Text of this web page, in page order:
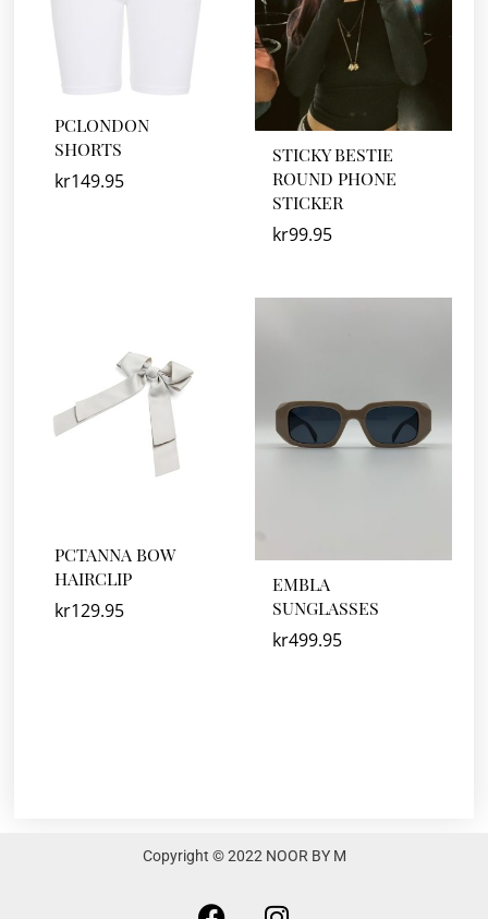
PCLONDON
SHORTS
kr149.95
STICKY BESTIE
ROUND PHONE
STICKER
kr99.95
PCTANNA BOW
HAIRCLIP
kr129.95
EMBLA
SUNGLASSES
kr499.95
Copyright © 2022 NOOR BY M
F
I